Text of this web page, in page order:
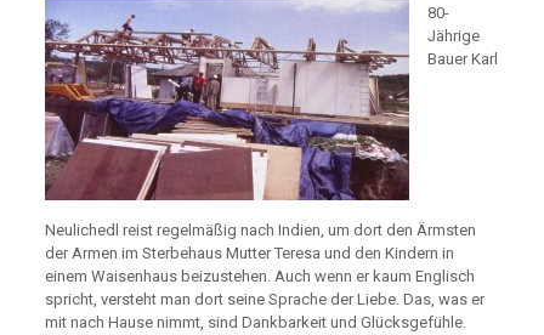
80-
Jährige
Bauer Karl
Neulichedl reist regelmäßig nach Indien, um dort den Ärmsten
der Armen im Sterbehaus Mutter Teresa und den Kindern in
einem Waisenhaus beizustehen. Auch wenn er kaum Englisch
spricht, versteht man dort seine Sprache der Liebe. Das, was er
mit nach Hause nimmt, sind Dankbarkeit und Glücksgefühle.